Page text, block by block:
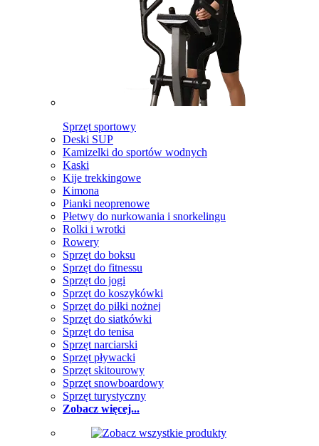
Sprzęt sportowy
Deski SUP
Kamizelki do sportów wodnych
Kaski
Kije trekkingowe
Kimona
Pianki neoprenowe
Płetwy do nurkowania i snorkelingu
Rolki i wrotki
Rowery
Sprzęt do boksu
Sprzęt do fitnessu
Sprzęt do jogi
Sprzęt do koszykówki
Sprzęt do piłki nożnej
Sprzęt do siatkówki
Sprzęt do tenisa
Sprzęt narciarski
Sprzęt pływacki
Sprzęt skitourowy
Sprzęt snowboardowy
Sprzęt turystyczny
Zobacz więcej...